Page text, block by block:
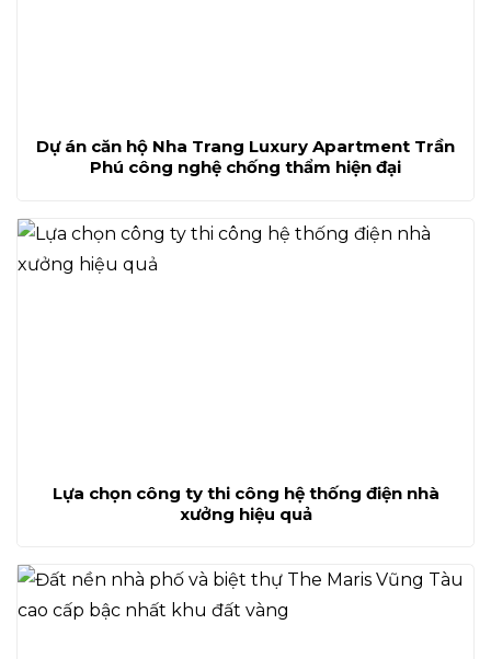
Dự án căn hộ Nha Trang Luxury Apartment Trần
Phú công nghệ chống thẩm hiện đại
Lựa chọn công ty thi công hệ thống điện nhà
xưởng hiệu quả